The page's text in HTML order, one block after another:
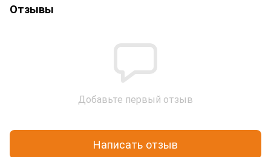
Отзывы
Добавьте первый отзыв
Написать отзыв